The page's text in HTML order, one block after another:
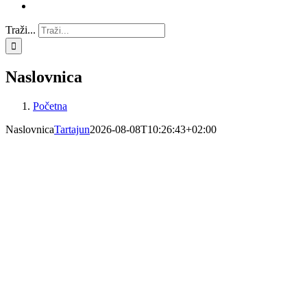
Traži...
Naslovnica
Početna
NaslovnicaTartajun2026-08-08T10:26:43+02:00